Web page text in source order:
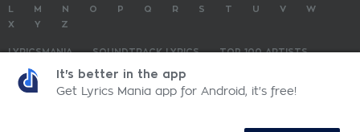
M N O P Q R S T U V
W
X
Y Z
LYRICSMANIA SOUNDTRACK LYRICS
TOP 100 ARTISTS
TOP 100 LYRICS
LyricsMania.com - Copyright © 2026 - All Rights ReservedPrivacy Policy
It's better in the app
Get Lyrics Mania app for Android, it's free!